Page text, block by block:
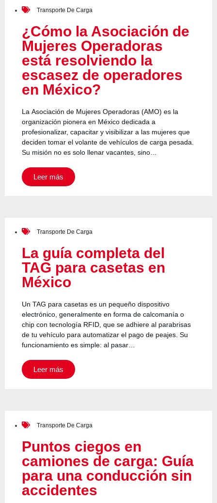
Transporte De Carga
¿Cómo la Asociación de
Mujeres Operadoras
está resolviendo la
escasez de operadores
en México?
La Asociación de Mujeres Operadoras (AMO) es la
organización pionera en México dedicada a
profesionalizar, capacitar y visibilizar a las mujeres que
deciden tomar el volante de vehículos de carga pesada.
Su misión no es solo llenar vacantes, sino…
Leer más
Transporte De Carga
La guía completa del
TAG para casetas en
México
Un TAG para casetas es un pequeño dispositivo
electrónico, generalmente en forma de calcomanía o
chip con tecnología RFID, que se adhiere al parabrisas
de tu vehículo para automatizar el pago de peajes. Su
funcionamiento es simple: al pasar…
Leer más
Transporte De Carga
Puntos ciegos en
camiones de carga: Guía
para una conducción sin
accidentes